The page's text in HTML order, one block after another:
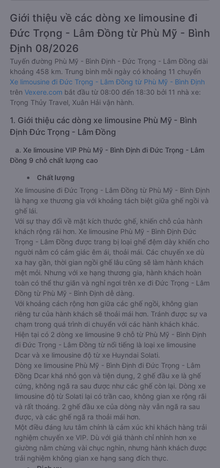
Giới thiệu về các dòng xe limousine đi
Đức Trọng - Lâm Đồng từ Phù Mỹ - Bình
Định 08/2026
Tuyến đường Phù Mỹ - Bình Định - Đức Trọng - Lâm Đồng dài
khoảng 458 km. Trung bình mỗi ngày có khoảng 11 chuyến
Xe limousine đi Đức Trọng - Lâm Đồng từ Phù Mỹ - Bình Định
trên Vexere.com bắt đầu từ 08:00 đến 18:30 bởi 11 nhà xe:
Trọng Thủy Travel, Xuân Hải vận hành.
1. Giới thiệu các dòng xe limousine Phù Mỹ - Bình
Định Đức Trọng - Lâm Đồng
a. Xe limousine VIP Phù Mỹ - Bình Định đi Đức Trọng - Lâm
Đồng 9 chỗ chất lượng cao
Chất lượng
Xe limousine đi Đức Trọng - Lâm Đồng từ Phù Mỹ - Bình Định
là hạng xe thương gia với khoảng tách biệt giữa ghế ngồi và
ghế lái.
Với sự thay đổi về mặt kích thước ghế, khiến chỗ của hành
khách rộng rãi hơn. Xe limousine Phù Mỹ - Bình Định Đức
Trọng - Lâm Đồng được trang bị loại ghế đệm dày khiến cho
người nằm có cảm giác êm ái, thoải mái. Các chuyến xe dù
xa hay gần, thời gian ngồi ghế lâu cũng sẽ làm hành khách
mệt mỏi. Nhưng với xe hạng thương gia, hành khách hoàn
toàn có thể thư giãn và nghỉ ngơi trên xe đi Đức Trọng - Lâm
Đồng từ Phù Mỹ - Bình Định dễ dàng.
Với khoảng cách rộng hơn giữa các ghế ngồi, không gian
riêng tư của hành khách sẽ thoải mái hơn. Tránh được sự va
chạm trong quá trình di chuyển với các hành khách khác.
Hiện tại có 2 dòng xe limousine 9 chỗ từ Phù Mỹ - Bình Định
đi Đức Trọng - Lâm Đồng từ nổi tiếng là loại xe limousine
Dcar và xe limousine độ từ xe Huyndai Solati.
Dòng xe limousine Phù Mỹ - Bình Định đi Đức Trọng - Lâm
Đồng Dcar khá nhỏ gọn và tiện dụng, 2 ghế đầu xe là ghế
cứng, không ngã ra sau được như các ghế còn lại. Dòng xe
limousine độ từ Solati lại có trần cao, không gian xe rộng rãi
và rất thoáng. 2 ghế đầu xe của dòng này vẫn ngã ra sau
được, và các ghế ngã ra thoải mái hơn.
Một điều đáng lưu tâm chính là cảm xúc khi khách hàng trải
nghiệm chuyến xe VIP. Dù với giá thành chỉ nhỉnh hơn xe
giường nằm chừng vài chục nghìn, nhưng hành khách được
trải nghiệm không gian xe hạng sang đích thực.